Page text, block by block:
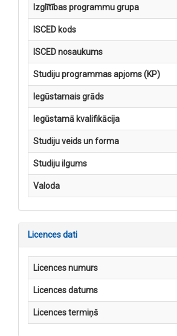
Izglītības programmu grupa
ISCED kods
ISCED nosaukums
Studiju programmas apjoms (KP)
Iegūstamais grāds
Iegūstamā kvalifikācija
Studiju veids un forma
Studiju ilgums
Valoda
Licences dati
Licences numurs
Licences datums
Licences termiņš